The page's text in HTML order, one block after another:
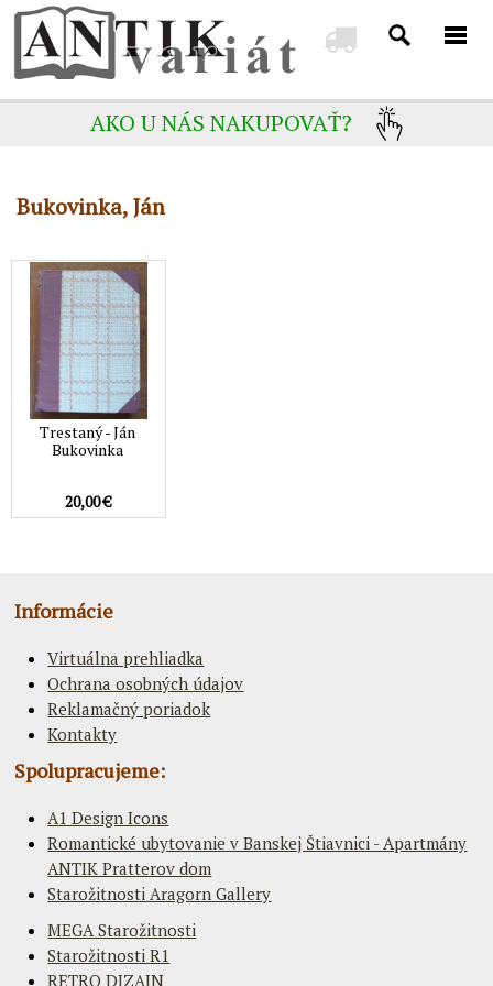
AKO U NÁS NAKUPOVAŤ?
Bukovinka, Ján
Trestaný - Ján
Bukovinka
20,00 €
Informácie
Virtuálna prehliadka
Ochrana osobných údajov
Reklamačný poriadok
Kontakty
Spolupracujeme:
A1 Design Icons
Romantické ubytovanie v Banskej Štiavnici - Apartmány
ANTIK Pratterov dom
Starožitnosti Aragorn Gallery
MEGA Starožitnosti
Starožitnosti R1
RETRO DIZAJN